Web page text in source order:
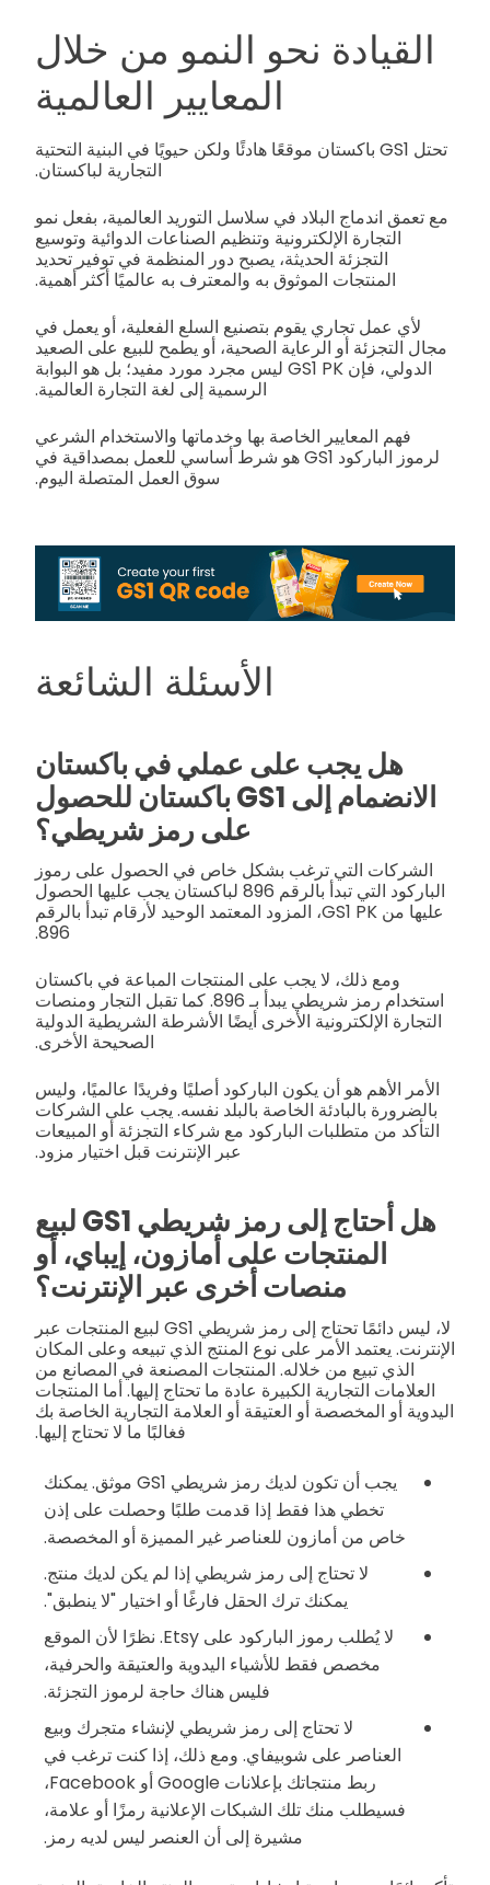
القيادة نحو النمو من خلال
المعايير العالمية
تحتل GS1 باكستان موقعًا هادئًا ولكن حيويًا في البنية التحتية
التجارية لباكستان.
مع تعمق اندماج البلاد في سلاسل التوريد العالمية، بفعل نمو
التجارة الإلكترونية وتنظيم الصناعات الدوائية وتوسيع
التجزئة الحديثة، يصبح دور المنظمة في توفير تحديد
المنتجات الموثوق به والمعترف به عالميًا أكثر أهمية.
لأي عمل تجاري يقوم بتصنيع السلع الفعلية، أو يعمل في
مجال التجزئة أو الرعاية الصحية، أو يطمح للبيع على الصعيد
الدولي، فإن GS1 PK ليس مجرد مورد مفيد؛ بل هو البوابة
الرسمية إلى لغة التجارة العالمية.
فهم المعايير الخاصة بها وخدماتها والاستخدام الشرعي
لرموز الباركود GS1 هو شرط أساسي للعمل بمصداقية في
سوق العمل المتصلة اليوم.
الأسئلة الشائعة
هل يجب على عملي في باكستان
الانضمام إلى GS1 باكستان للحصول
على رمز شريطي؟
الشركات التي ترغب بشكل خاص في الحصول على رموز
الباركود التي تبدأ بالرقم 896 لباكستان يجب عليها الحصول
عليها من GS1 PK، المزود المعتمد الوحيد لأرقام تبدأ بالرقم
896.
ومع ذلك، لا يجب على المنتجات المباعة في باكستان
استخدام رمز شريطي يبدأ بـ 896. كما تقبل التجار ومنصات
التجارة الإلكترونية الأخرى أيضًا الأشرطة الشريطية الدولية
الصحيحة الأخرى.
الأمر الأهم هو أن يكون الباركود أصليًا وفريدًا عالميًا، وليس
بالضرورة بالبادئة الخاصة بالبلد نفسه. يجب على الشركات
التأكد من متطلبات الباركود مع شركاء التجزئة أو المبيعات
عبر الإنترنت قبل اختيار مزود.
هل أحتاج إلى رمز شريطي GS1 لبيع
المنتجات على أمازون، إيباي، أو
منصات أخرى عبر الإنترنت؟
لا، ليس دائمًا تحتاج إلى رمز شريطي GS1 لبيع المنتجات عبر
الإنترنت. يعتمد الأمر على نوع المنتج الذي تبيعه وعلى المكان
الذي تبيع من خلاله. المنتجات المصنعة في المصانع من
العلامات التجارية الكبيرة عادة ما تحتاج إليها. أما المنتجات
اليدوية أو المخصصة أو العتيقة أو العلامة التجارية الخاصة بك
فغالبًا ما لا تحتاج إليها.
يجب أن تكون لديك رمز شريطي GS1 موثق. يمكنك
تخطي هذا فقط إذا قدمت طلبًا وحصلت على إذن
خاص من أمازون للعناصر غير المميزة أو المخصصة.
لا تحتاج إلى رمز شريطي إذا لم يكن لديك منتج.
يمكنك ترك الحقل فارغًا أو اختيار "لا ينطبق".
لا يُطلب رموز الباركود على Etsy. نظرًا لأن الموقع
مخصص فقط للأشياء اليدوية والعتيقة والحرفية،
فليس هناك حاجة لرموز التجزئة.
لا تحتاج إلى رمز شريطي لإنشاء متجرك وبيع
العناصر على شوبيفاي. ومع ذلك، إذا كنت ترغب في
ربط منتجاتك بإعلانات Google أو Facebook،
فسيطلب منك تلك الشبكات الإعلانية رمزًا أو علامة،
مشيرة إلى أن العنصر ليس لديه رمز.